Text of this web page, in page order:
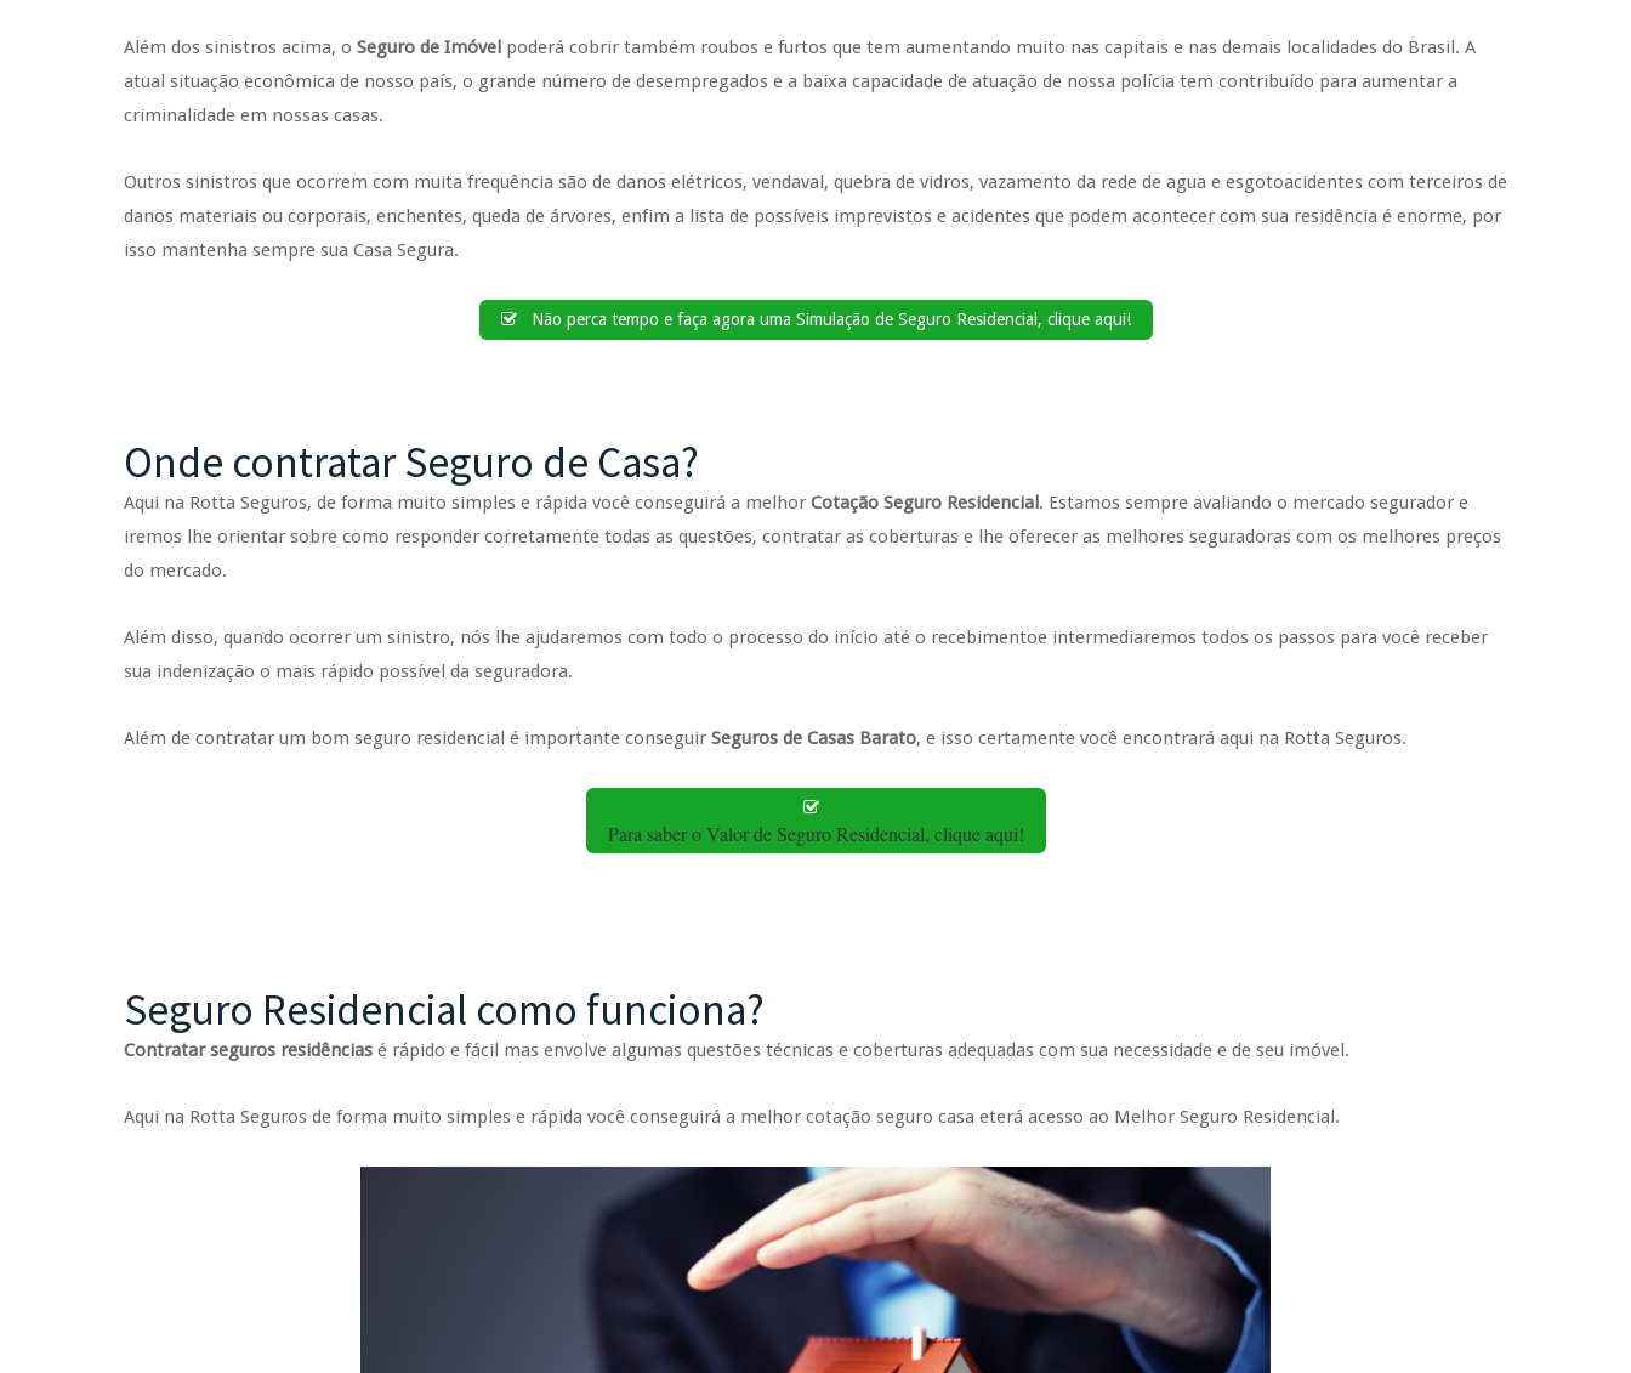
Além dos sinistros acima, o Seguro de Imóvel poderá cobrir também roubos e furtos que tem aumentando muito nas capitais e nas demais localidades do Brasil. A
atual situação econômica de nosso país, o grande número de desempregados e a baixa capacidade de atuação de nossa polícia tem contribuído para aumentar a
criminalidade em nossas casas.
Outros sinistros que ocorrem com muita frequência são de danos elétricos, vendaval, quebra de vidros, vazamento da rede de agua e esgotoacidentes com terceiros de
danos materiais ou corporais, enchentes, queda de árvores, enfim a lista de possíveis imprevistos e acidentes que podem acontecer com sua residência é enorme, por
isso mantenha sempre sua Casa Segura.
Não perca tempo e faça agora uma Simulação de Seguro Residencial, clique aqui!
Onde contratar Seguro de Casa?
Aqui na Rotta Seguros, de forma muito simples e rápida você conseguirá a melhor Cotação Seguro Residencial. Estamos sempre avaliando o mercado segurador e
iremos lhe orientar sobre como responder corretamente todas as questões, contratar as coberturas e lhe oferecer as melhores seguradoras com os melhores preços
do mercado.
Além disso, quando ocorrer um sinistro, nós lhe ajudaremos com todo o processo do início até o recebimentoe intermediaremos todos os passos para você receber
sua indenização o mais rápido possível da seguradora.
Além de contratar um bom seguro residencial é importante conseguir Seguros de Casas Barato, e isso certamente você encontrará aqui na Rotta Seguros.
Para saber o Valor de Seguro Residencial, clique aqui!
Seguro Residencial como funciona?
Contratar seguros residências é rápido e fácil mas envolve algumas questões técnicas e coberturas adequadas com sua necessidade e de seu imóvel.
Aqui na Rotta Seguros de forma muito simples e rápida você conseguirá a melhor cotação seguro casa eterá acesso ao Melhor Seguro Residencial.